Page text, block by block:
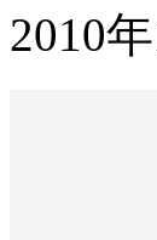
2010